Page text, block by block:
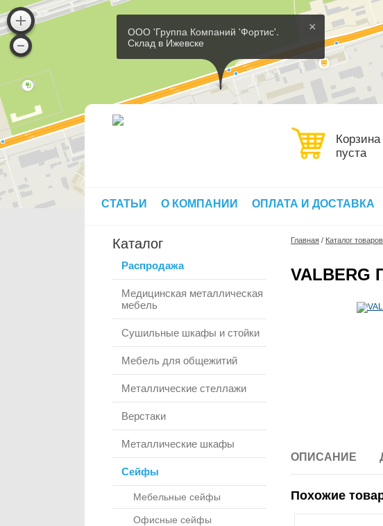
×
ООО 'Группа Компаний 'Фортис'.
Склад в Ижевске
Корзина
пуста
СТАТЬИ О КОМПАНИИ ОПЛАТА И ДОСТАВКА
Каталог
Распродажа
Медицинская металлическая
мебель
Сушильные шкафы и стойки
Мебель для общежитий
Металлические стеллажи
Верстаки
Металлические шкафы
Сейфы
Мебельные сейфы
Офисные сейфы
Главная / Каталог товаров
VALBERG
ОПИСАНИЕ
Похожие